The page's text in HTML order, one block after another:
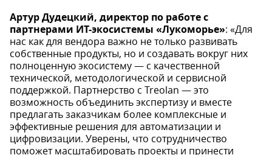
Артур Дудецкий, директор по работе с
партнерами ИТ-экосистемы «Лукоморье»: «Для
нас как для вендора важно не только развивать
собственные продукты, но и создавать вокруг них
полноценную экосистему — с качественной
технической, методологической и сервисной
поддержкой. Партнерство с Treolan — это
возможность объединить экспертизу и вместе
предлагать заказчикам более комплексные и
эффективные решения для автоматизации и
цифровизации. Уверены, что сотрудничество
поможет масштабировать проекты и принести